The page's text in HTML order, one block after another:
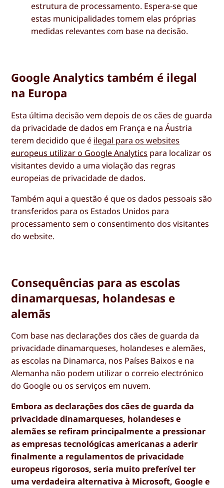
estrutura de processamento. Espera-se que
estas municipalidades tomem elas próprias
medidas relevantes com base na decisão.
Google Analytics também é ilegal
na Europa
Esta última decisão vem depois de os cães de guarda
da privacidade de dados em França e na Áustria
terem decidido que é ilegal para os websites
europeus utilizar o Google Analytics para localizar os
visitantes devido a uma violação das regras
europeias de privacidade de dados.
Também aqui a questão é que os dados pessoais são
transferidos para os Estados Unidos para
processamento sem o consentimento dos visitantes
do website.
Consequências para as escolas
dinamarquesas, holandesas e
alemãs
Com base nas declarações dos cães de guarda da
privacidade dinamarqueses, holandeses e alemães,
as escolas na Dinamarca, nos Países Baixos e na
Alemanha não podem utilizar o correio electrónico
do Google ou os serviços em nuvem.
Embora as declarações dos cães de guarda da
privacidade dinamarqueses, holandeses e
alemães se refiram principalmente a pressionar
as empresas tecnológicas americanas a aderir
finalmente a regulamentos de privacidade
europeus rigorosos, seria muito preferível ter
uma verdadeira alternativa à Microsoft, Google e